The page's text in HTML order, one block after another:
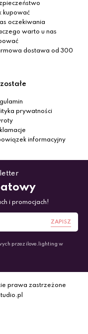
kupować
oczekiwania
warto u nas
dostawa od 300
prywatności
informacyjny
i promocjach!
ZAPISZ
przez ilove.lighting w
prawa zastrzeżone